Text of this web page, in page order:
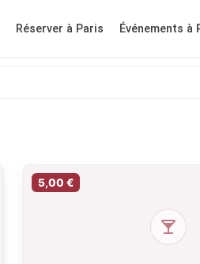
Réserver à Paris Événements à
5,00 €